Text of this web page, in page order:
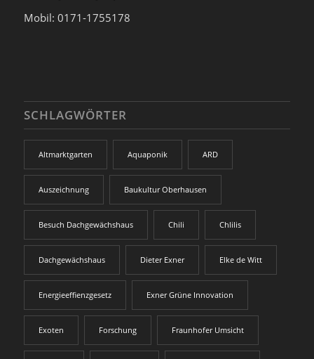
Mobil: 0171-1755178
SCHLAGWÖRTER
Altmarktgarten Aquaponik ARD
Auszeichnung Baukultur Oberhausen
Besuch Dachgewächshaus Chili Chlilis
Dachgewächshaus Dieter Exner Elke de Witt
Energieeffienzgesetz Exner Grüne Innovation
Exoten Forschung Fraunhofer Umsicht